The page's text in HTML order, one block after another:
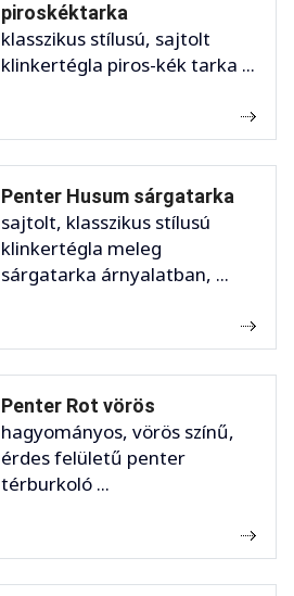
piroskéktarka
klasszikus stílusú, sajtolt
klinkertégla piros-kék tarka ...
Penter Husum sárgatarka
sajtolt, klasszikus stílusú
klinkertégla meleg
sárgatarka árnyalatban, ...
Penter Rot vörös
hagyományos, vörös színű,
érdes felületű penter
térburkoló ...